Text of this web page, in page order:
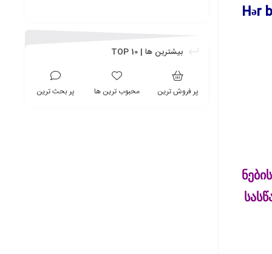
Hər
بیشترین ها | TOP 10
پر فروش ترین محبوب ترین ها پر بحث ترین